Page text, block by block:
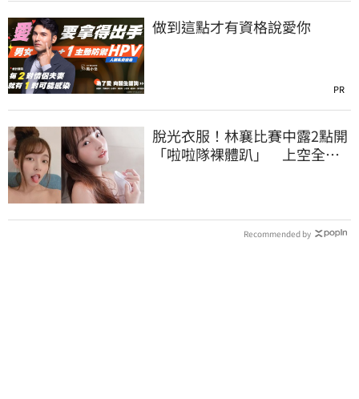
做到這點才有資格說愛你
PR
脫光衣服！林襄比賽中露2點開
「啦啦隊裸體趴」 上空全裸
Recommended by